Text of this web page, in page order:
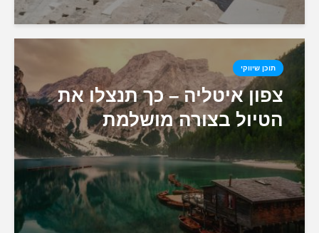
תוכן שיווקי
צפון איטליה – כך תנצלו את
הטיול בצורה מושלמת